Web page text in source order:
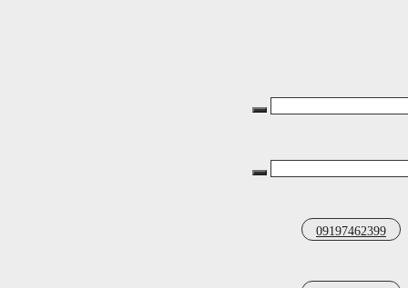
09197462399